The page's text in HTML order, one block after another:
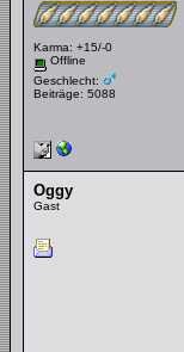
Karma: +15/-0
Offline
Geschlecht:
Beiträge: 5088
Oggy
Gast